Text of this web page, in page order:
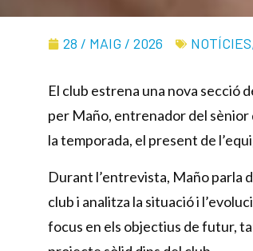
28 / MAIG / 2026 NOTÍCIES,
El club estrena una nova secció
per Maño, entrenador del
la temporada, el present de
Durant l’entrevista, Maño parla
club i analitza la situació i
focus en els objectius de futur,